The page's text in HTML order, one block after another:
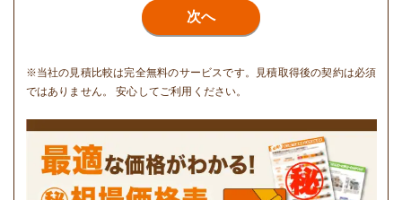
次へ
※当社の見積比較は完全無料のサービスです。見積取得後の契約は必須
ではありません。 安心してご利用ください。